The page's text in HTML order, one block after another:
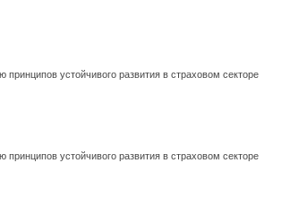
устойчивого развития в страховом секторе
устойчивого развития в страховом секторе